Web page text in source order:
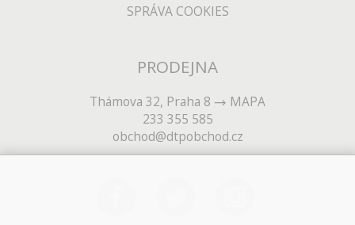
SPRÁVA COOKIES
PRODEJNA
Thámova 32, Praha 8
MAPA
233 355 585
obchod@dtpobchod.cz